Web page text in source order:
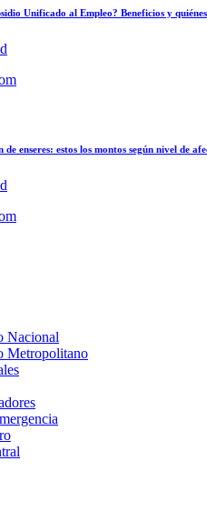
Unificado al Empleo? Beneficios y
de enseres: estos los montos según nivel de
Nacional
Metropolitano